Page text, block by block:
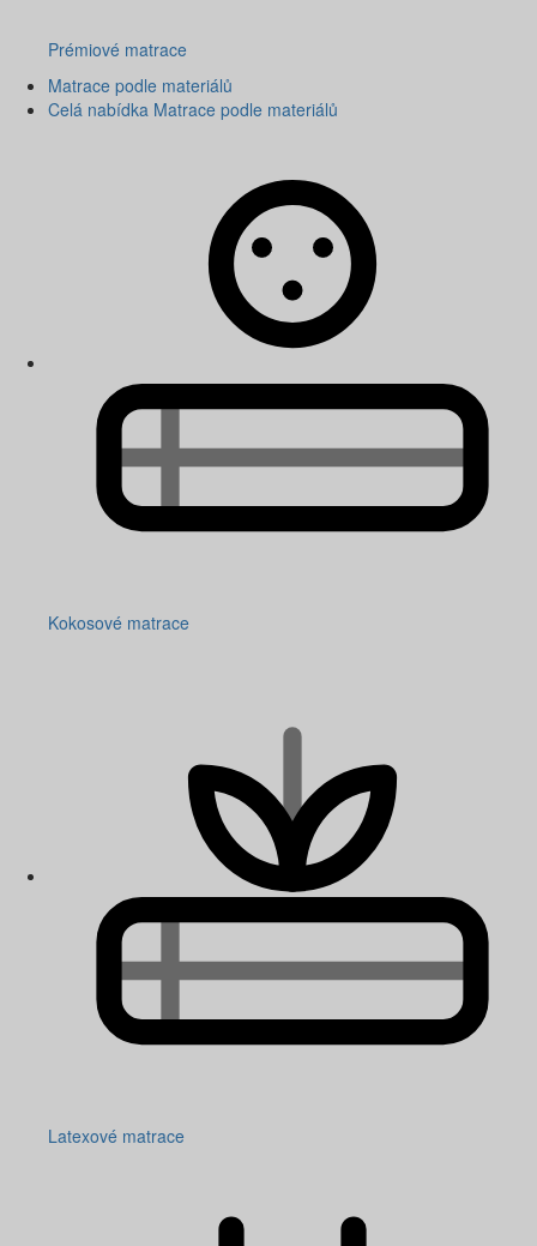
Prémiové matrace
Matrace podle materiálů
Celá nabídka Matrace podle materiálů
Kokosové matrace
Latexové matrace